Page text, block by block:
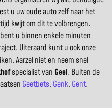
u uw oude auto zelf naar het
kwijt om dit te volbrengen.
u binnen enkele minuten
Uiteraard kunt u ook onze
Aarzel niet en neem snel
specialist van Geel. Buiten de
Geetbets, Genk, Gent,